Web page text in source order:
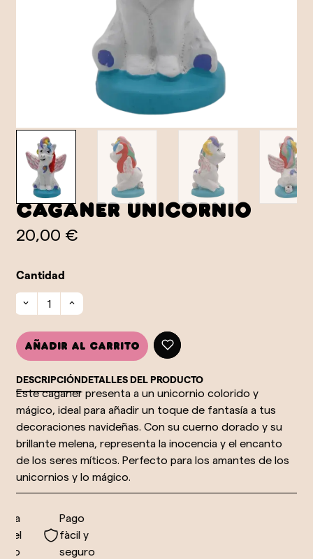
Caganer Unicornio
20,00 €
Cantidad
Añadir al carrito
DESCRIPCIÓNDETALLES DEL PRODUCTO
Este caganer presenta a un unicornio colorido y
mágico, ideal para añadir un toque de fantasía a tus
decoraciones navideñas. Con su cuerno dorado y su
brillante melena, representa la inocencia y el encanto
de los seres míticos. Perfecto para los amantes de los
unicornios y lo mágico.
Pago
fàcil y
seguro